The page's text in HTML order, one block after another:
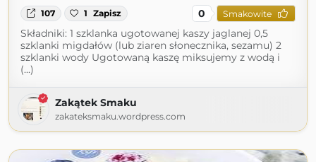
107 1 Zapisz 0 Smakowite
Składniki: 1 szklanka ugotowanej kaszy jaglanej 0,5
szklanki migdałów (lub ziaren słonecznika, sezamu) 2
szklanki wody Ugotowaną kaszę miksujemy z wodą i
(...)
Zakątek Smaku
zakateksmaku.wordpress.com